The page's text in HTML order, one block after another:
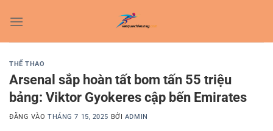
qua
THỂ THAO
Arsenal sắp hoàn tất bom tấn 55 triệu
bảng: Viktor Gyokeres cập bến Emirates
ĐĂNG VÀOTHÁNG 7 15, 2025 BỞI ADMIN